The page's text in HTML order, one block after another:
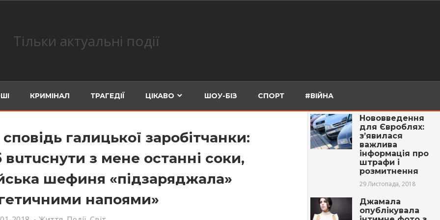
Тільки актуальні події
КРИМІНАЛ ТРАГЕДІЇ ЦІКАВО ШОУ-БІЗ СПОРТ #ВІЙНА
сповідь галицької заробітчанки:
з мене останні соки,
шефиня «підзaряджала»
напоями»
Нововведення
для Євроблях:
з’явилася
важлива
інформація про
штрафи і
розмитнення
29 Листопада, 2018
Джамала
опублікувала